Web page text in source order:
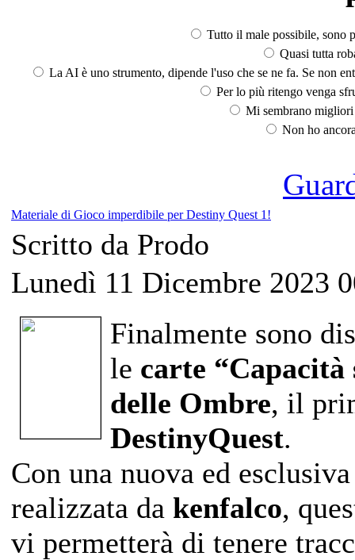
Tutto il male possibile, sono
Quasi tutta
La AI è uno strumento, dipende l'uso che se ne fa. Se non
Per lo più ritengo venga
Mi sembrano
Non ho
Materiale di Gioco imperdibile per Destiny Quest 1!
Scritto da Prodo
Lunedì 11 Dicembre 2023
Finalmente sono
le carte “Capacità
delle Ombre, il
DestinyQuest.
Con una nuova ed
realizzata da kenfalco,
vi permetterà di tenere